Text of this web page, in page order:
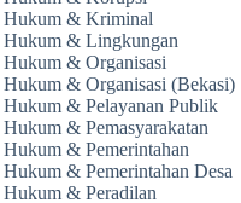
Hukum & Kriminal
Hukum & Lingkungan
Hukum & Organisasi
Hukum & Organisasi (Bekasi)
Hukum & Pelayanan Publik
Hukum & Pemasyarakatan
Hukum & Pemerintahan
Hukum & Pemerintahan Desa
Hukum & Peradilan